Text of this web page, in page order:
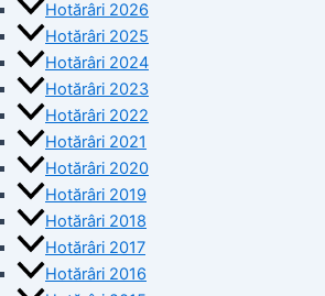
Hotărâri 2026
Hotărâri 2025
Hotărâri 2024
Hotărâri 2023
Hotărâri 2022
Hotărâri 2021
Hotărâri 2020
Hotărâri 2019
Hotărâri 2018
Hotărâri 2017
Hotărâri 2016